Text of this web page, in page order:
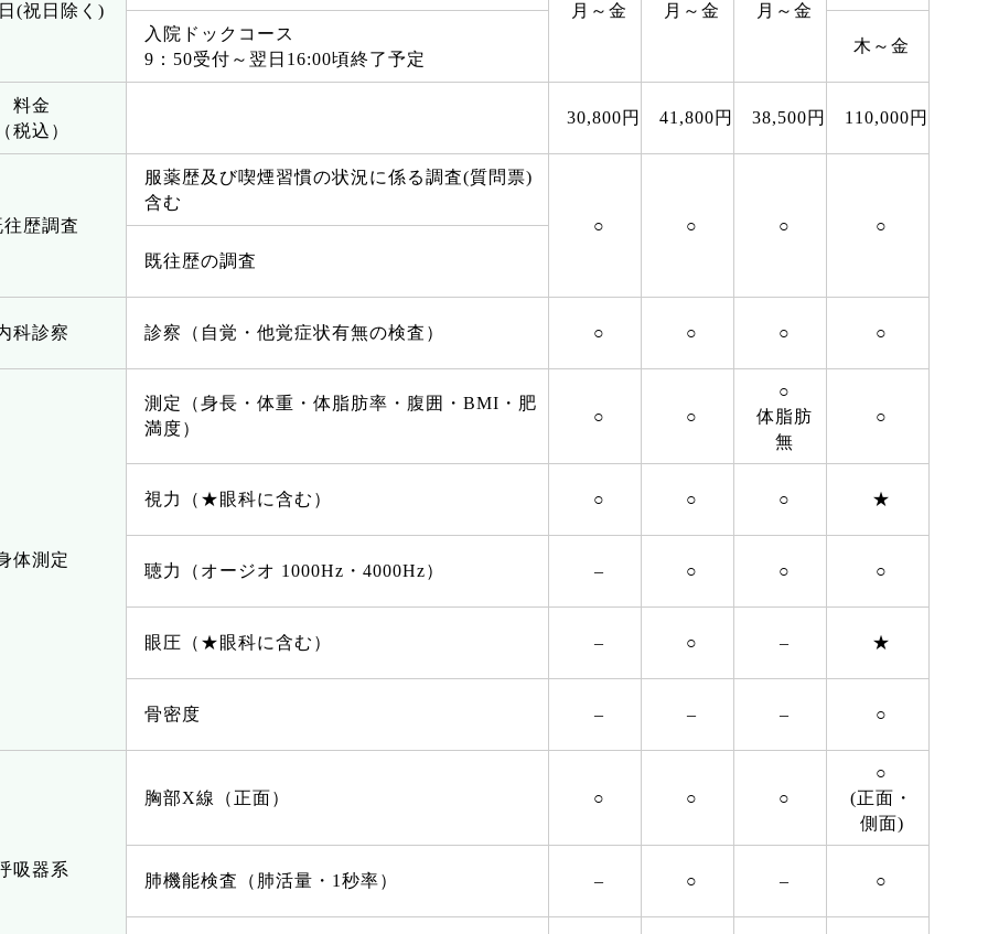
(祝日除く)
月～金
月～金 月～金
入院ドックコース
9：50受付～翌日16:00頃終了予定
木～金
料金
税込）
30,800円 41,800円 38,500円 110,000円
往歴調査
服薬歴及び喫煙習慣の状況に係る調査(質問票)
含む
○
○ ○
○
既往歴の調査
科診察 診察（自覚・他覚症状有無の検査） ○ ○ ○ ○
体測定
測定（身長・体重・体脂肪率・腹囲・BMI・肥
満度）
○ ○
○
体脂肪
無
○
視力（★眼科に含む） ○ ○ ○ ★
聴力（オージオ 1000Hz・4000Hz） – ○ ○ ○
眼圧（★眼科に含む） – ○ – ★
骨密度 – – – ○
吸器系
胸部X線（正面） ○ ○ ○
○
(正面・
側面)
肺機能検査（肺活量・1秒率） – ○ – ○